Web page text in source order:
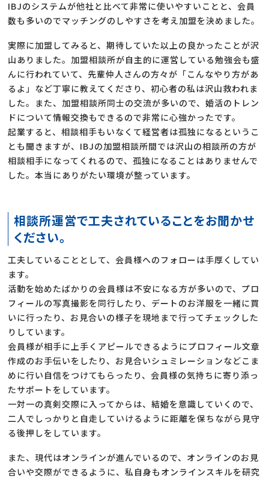
IBJのシステムが他社と比べて非常に使いやすいことと、会員
数も多いのでマッチングのしやすさを考え加盟を決めました。
実際に加盟してみると、期待していた以上の良かったことが沢
山ありました。加盟相談所が自主的に運営している勉強会も盛
んに行われていて、先輩仲人さんの方々が「こんなやり方があ
るよ」など丁寧に教えてくださり、初心者の私は沢山救われま
した。また、加盟相談所同士の交流が多いので、婚活のトレン
ドについて情報交換もできるので非常に心強かったです。
起業すると、相談相手もいなくて経営者は孤独になるというこ
とも聞きますが、IBJの加盟相談所間では沢山の相談所の方が
相談相手になってくれるので、孤独になることはありませんで
した。本当にありがたい環境が整っています。
相談所運営で工夫されていることをお聞かせ
ください。
工夫していることとして、会員様へのフォローは手厚くしてい
ます。
活動を始めたばかりの会員様は不安になる方が多いので、プロ
フィールの写真撮影を同行したり、デートのお洋服を一緒に買
いに行ったり、お見合いの様子を現地まで行ってチェックした
りしています。
会員様が相手に上手くアピールできるようにプロフィール文章
作成のお手伝いをしたり、お見合いシュミレーションなどこま
めに行い自信をつけてもらったり、会員様の気持ちに寄り添っ
たサポートをしています。
一対一の真剣交際に入ってからは、結婚を意識していくので、
二人でしっかりと自走していけるように距離を保ちながら見守
る後押しをしています。
また、現代はオンラインが進んでいるので、オンラインのお見
合いや交際ができるように、私自身もオンラインスキルを研究